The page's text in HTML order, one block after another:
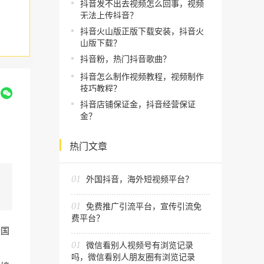
抖音发不出去视频怎么回事，视频
无法上传抖音？
抖音火山版正版下载安装，抖音火
山版下载？
抖音粉，热门抖音歌曲？
抖音怎么制作视频教程，视频制作
技巧教程？
抖音店铺保证金，抖音经营保证
金？
热门文章
01 外国抖音，海外短视频平台？
01
免费推广引流平台，宣传引流免
费平台？
01
微信看别人视频号有浏览记录
吗，微信看别人朋友圈有浏览记录